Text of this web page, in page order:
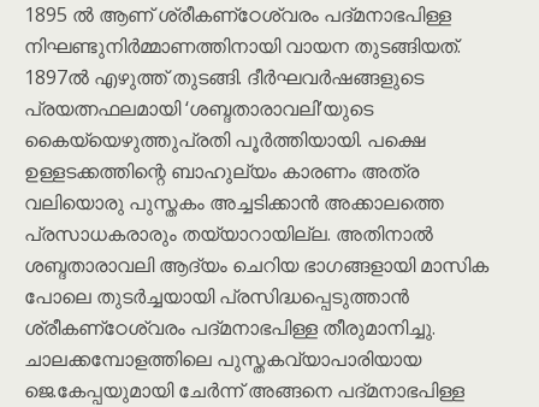
1895 ൽ ആണ് ശ്രീകണ്‌ഠേശ്വരം പദ്മനാഭപിള്ള
നിഘണ്ടുനിർമ്മാണത്തിനായി വായന തുടങ്ങിയത്.
1897ൽ എഴുത്ത് തുടങ്ങി. ദീർഘവർഷങ്ങളുടെ
പ്രയത്നഫലമായി ‘ശബ്ദതാരാവലി’യുടെ
കൈയ്യെഴുത്തുപ്രതി പൂര്‍ത്തിയായി. പക്ഷെ
ഉള്ളടക്കത്തിന്റെ ബാഹുല്യം കാരണം അത്ര
വലിയൊരു പുസ്തകം അച്ചടിക്കാന്‍ അക്കാലത്തെ
പ്രസാധകരാരും തയ്യാറായില്ല. അതിനാൽ
ശബ്ദതാരാവലി ആദ്യം ചെറിയ ഭാഗങ്ങളായി മാസിക
പോലെ തുടർച്ചയായി പ്രസിദ്ധപ്പെടുത്താന്‍
ശ്രീകണ്‌ഠേശ്വരം പദ്മനാഭപിള്ള തീരുമാനിച്ചു.
ചാലക്കമ്പോളത്തിലെ പുസ്തകവ്യാപാരിയായ
ജെ.കേപ്പയുമായി ചേര്‍ന്ന് അങ്ങനെ പദ്മനാഭപിള്ള